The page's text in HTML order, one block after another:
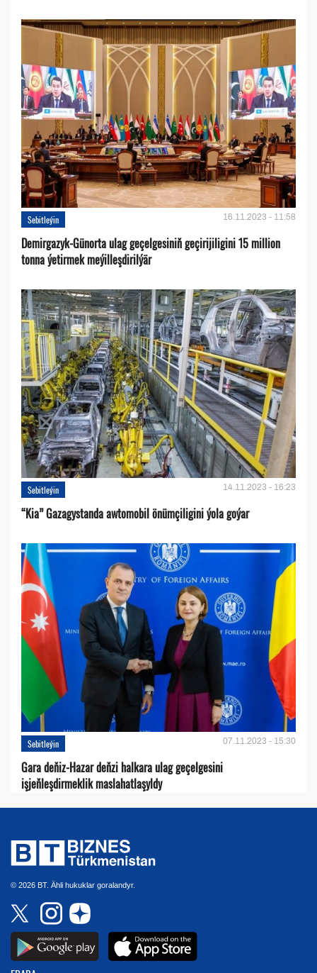
Sebitleýin 16.11.2023 - 11:58
Demirgazyk-Günorta ulag geçelgesiniň geçirijiligini 15 million
tonna ýetirmek meýilleşdirilýär
Sebitleýin 14.11.2023 - 16:23
“Kia” Gazagystanda awtomobil önümçiligini ýola goýar
Sebitleýin 07.11.2023 - 15:30
Gara deňiz-Hazar deňzi halkara ulag geçelgesini
işjeňleşdirmeklik maslahatlaşyldy
© 2026 BT. Ähli hukuklar goralandyr.